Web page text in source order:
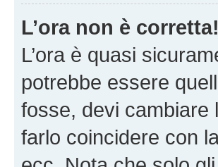
L’ora non è corretta!
L’ora è quasi
potrebbe essere
fosse, devi cambiare
farlo coincidere con